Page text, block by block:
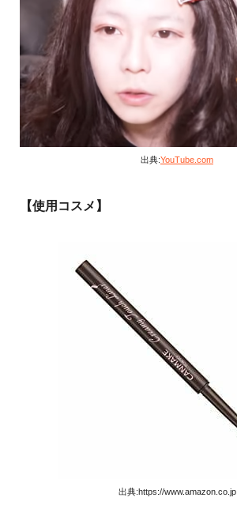
出典:YouTube.com
【使用コスメ】
出典:https://www.amazon.co.jp